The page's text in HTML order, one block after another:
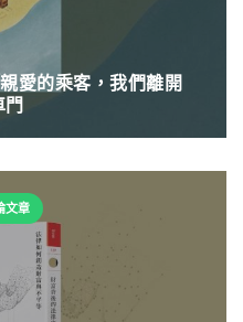
愛的乘客，我們離開
文章